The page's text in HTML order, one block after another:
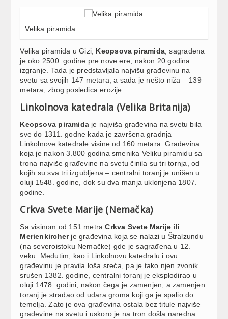
Velika piramida
Velika piramida u Gizi, Keopsova piramida , sagrađena
je oko 2500. godine pre nove ere, nakon 20 godina
izgranje. Tada je predstavljala najvišu građevinu na
svetu sa svojih 147 metara, a sada je nešto niža – 139
metara, zbog posledica erozije.
Linkolnova katedrala (Velika Britanija)
Keopsova piramidaje najviša građevina na svetu bila
sve do 1311. godne kada je završena gradnja
Linkolnove katedrale visine od 160 metara. Građevina
koja je nakon 3.800 godina smenika Veliku piramidu sa
trona najviše građevine na svetu činila su tri tornja, od
kojih su sva tri izgubljena – centralni toranj je unišen u
oluji 1548. godine, dok su dva manja uklonjena 1807.
godine.
Crkva Svete Marije (Nemačka)
Sa visinom od 151 metraCrkva Svete Marije ili
Merienkircherje građevina koja se nalazi u Štralzundu
(na severoistoku Nemačke) gde je sagrađena u 12.
veku. Međutim, kao i Linkolnovu katedralu i ovu
građevinu je pravila loša sreća, pa je tako njen zvonik
srušen 1382. godine, centralni toranj je eksplodirao u
oluji 1478. godini, nakon čega je zamenjen, a zamenjen
toranj je stradao od udara groma koji ga je spalio do
temelja. Zato je ova građevina ostala bez titule najviše
građevine na svetu i uskoro je na tron došla naredna.